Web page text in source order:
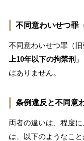
不同意わいせつ罪
不同意わいせつ罪（
上10年以下の拘禁刑
はありません。
条例違反と不同意
両者の違いは、程度
は、以下のようなこと